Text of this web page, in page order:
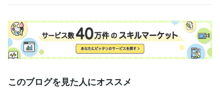
確認次第、順次対応させていただきます
何卒ご了承くださいませ(*･ω･)*_ _)‪‪‪‪‪‪‪‪‪‪‪‪‪‪‪‪‪‪‪‪‪‪‪‪‪‪‪‪‪‪ஐ‬⋆*
経験職種
ライフスタイル・その他 / アドバイザー 経験年数 : 4年
ライフスタイル・その他 / その他 経験年数 : 4年
このブログを見た人にオススメ